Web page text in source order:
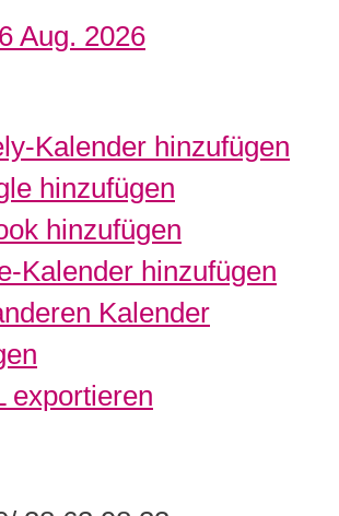
Aug. 2026
Kalender hinzufügen
hinzufügen
hinzufügen
Kalender hinzufügen
Kalender
exportieren